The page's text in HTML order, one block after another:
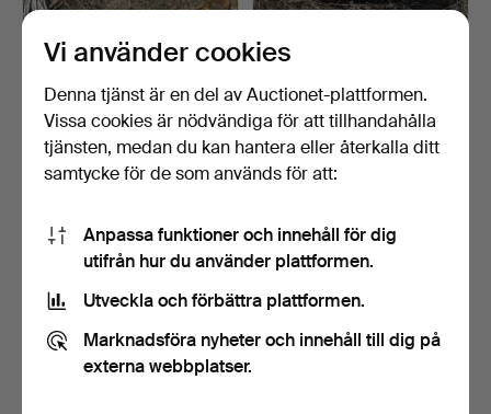
BIL, FORD SIERRA 2,0I
CLX HER, 1996.
Klubbades 15 jun 2026
13 bud
316 USD
BIL, FORD SIERRA 2,0I CL
KAT.
Klubbades 15 jun 2026
14 bud
333 USD
Vi använder cookies
Denna tjänst är en del av Auctionet-plattformen.
Vissa cookies är nödvändiga för att tillhandahålla
tjänsten, medan du kan hantera eller återkalla ditt
samtycke för de som används för att:
Anpassa funktioner och innehåll för dig
utifrån hur du använder plattformen.
Utveckla och förbättra plattformen.
Marknadsföra nyheter och innehåll till dig på
externa webbplatser.